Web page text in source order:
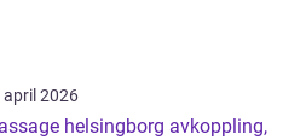
april 2026
helsingborg avkoppling,